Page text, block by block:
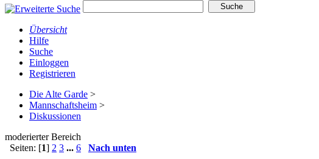
Übersicht
Hilfe
Suche
Einloggen
Registrieren
Die Alte Garde >
Mannschaftsheim >
Diskussionen
moderierter Bereich
Seiten: [1] 2 3 ... 6
Nach unten